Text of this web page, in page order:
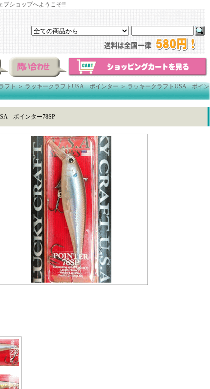
ブショップへようこそ!!
フト＞ラッキークラフトUSA ポインター＞ラッキークラフトUSA ポイン
ポインター78SP